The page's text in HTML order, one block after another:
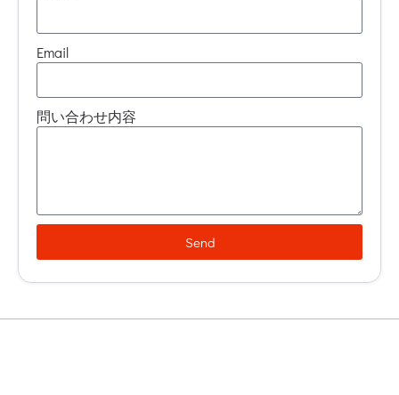
Email
問い合わせ内容
Send